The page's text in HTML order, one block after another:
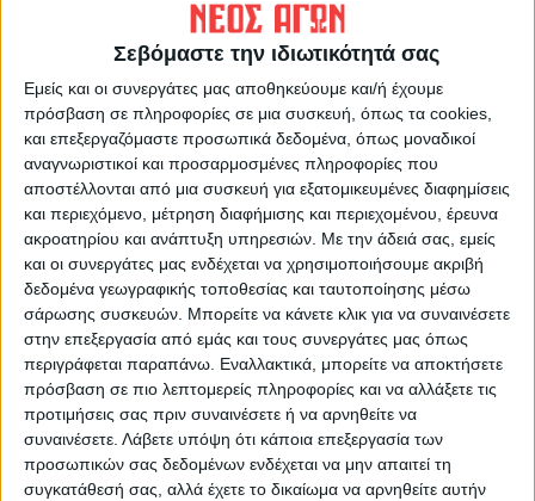
Σεβόμαστε την ιδιωτικότητά σας
Εμείς και οι συνεργάτες μας αποθηκεύουμε και/ή έχουμε
πρόσβαση σε πληροφορίες σε μια συσκευή, όπως τα cookies,
και επεξεργαζόμαστε προσωπικά δεδομένα, όπως μοναδικοί
αναγνωριστικοί και προσαρμοσμένες πληροφορίες που
αποστέλλονται από μια συσκευή για εξατομικευμένες διαφημίσεις
και περιεχόμενο, μέτρηση διαφήμισης και περιεχομένου, έρευνα
ακροατηρίου και ανάπτυξη υπηρεσιών. Με την άδειά σας, εμείς
και οι συνεργάτες μας ενδέχεται να χρησιμοποιήσουμε ακριβή
δεδομένα γεωγραφικής τοποθεσίας και ταυτοποίησης μέσω
σάρωσης συσκευών. Μπορείτε να κάνετε κλικ για να συναινέσετε
στην επεξεργασία από εμάς και τους συνεργάτες μας όπως
περιγράφεται παραπάνω. Εναλλακτικά, μπορείτε να αποκτήσετε
πρόσβαση σε πιο λεπτομερείς πληροφορίες και να αλλάξετε τις
προτιμήσεις σας πριν συναινέσετε ή να αρνηθείτε να
συναινέσετε. Λάβετε υπόψη ότι κάποια επεξεργασία των
προσωπικών σας δεδομένων ενδέχεται να μην απαιτεί τη
συγκατάθεσή σας, αλλά έχετε το δικαίωμα να αρνηθείτε αυτήν
ΑΓΩΝ στο Google News!
Όλες οι εξελίξεις στην περιοχή της
Καρδίτσας και ευρύτερα της Θεσσαλίας
ΠΡΟΗΓΟΥΜΕΝΟ ΑΡΘΡΟ
Στην Εθνική Ελλάδος η
Μιχαέλα Ποπώλη του Νηρέα
Καρδίτσας
ΕΠΟΜΕΝΟ ΑΡΘΡΟ
“Στοιχεία Διοικητικού
Δικαίου” με την υπογραφή
Αρβυθά-Πετρόπουλου
(ΦΩΤΟ & ΒΙΝΤΕΟ)